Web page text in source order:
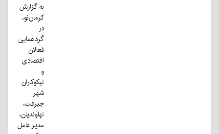
به گزارش
کرمان‌نو،
در
گردهمایی
فعالان
اقتصادی
و
نیکوکاران
شهر
جیرفت،
نهاوندیان،
مدیر عامل